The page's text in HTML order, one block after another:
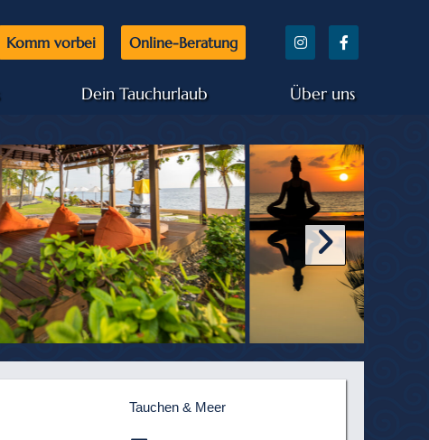
Komm vorbei Online-Beratung
Dein Tauchurlaub Über uns
Tauchen & Meer